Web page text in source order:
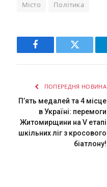
Місто Політика
Facebook Twitter
ПОПЕРЕДНЯ НОВИНА
П’ять медалей та 4 місце
в Україні: перемоги
Житомирщини на V етапі
шкільних ліг з кросового
біатлону!